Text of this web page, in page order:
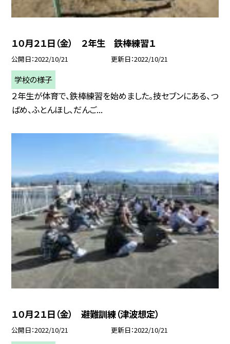
１０月２１日（金） ２年生 鉄棒練習１
公開日 2022/10/21 更新日 2022/10/21
学校の様子
２年生が体育で、鉄棒練習を始めました。技セブンにある、つ
ばめ、ふとんほし、だんご...
１０月２１日（金） 避難訓練（津波想定）
公開日 2022/10/21 更新日 2022/10/21